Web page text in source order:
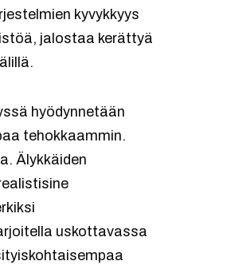
kyvykkyys
jalostaa kerättyä
hyödynnetään
tehokkaammin.
Älykkäiden
uskottavassa